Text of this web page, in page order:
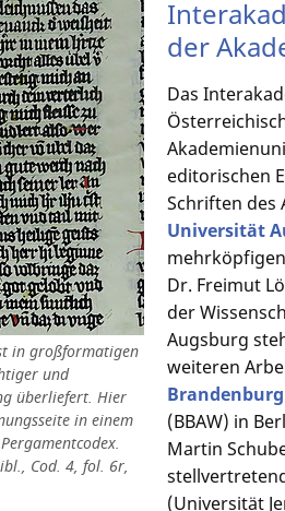
in großformatigen
und
überliefert. Hier
in einem
Cod. 4, fol. 6r,
der
Das
editorischen
Schriften des
Universität
Dr. Freimut
der
Augsburg
weiteren
(BBAW) in
Martin
(Universität